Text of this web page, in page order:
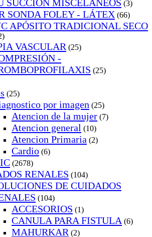
SUCCIÓN MISCELANEOS (3)
SONDA FOLEY - LÁTEX (66)
APÓSITO TRADICIONAL SECO
VASCULAR (25)
-
(25)
(25)
por imagen (25)
Atencion de la mujer (7)
Atencion general (10)
Atencion Primaria (2)
Cardio (6)
(2678)
RENALES (104)
DE CUIDADOS
(104)
ACCESORIOS (1)
CANULA PARA FISTULA (6)
MAHURKAR (2)